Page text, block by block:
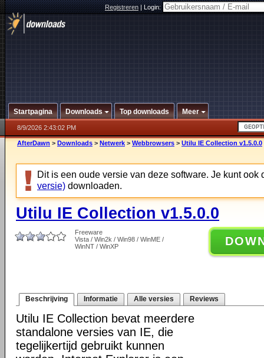
Registreren|Login:
Startpagina Downloads Top downloads Meer
8/9/2026 2:43:02 PM
AfterDawn > Downloads > Netwerk > Webbrowsers > Utilu IE Collection v1.5.0.0
Dit is een oude versie van deze software. Je kunt ook
versie) downloaden.
Utilu IE Collection v1.5.0.0
Freeware
Vista / Win2k / Win98 / WinME /
WinNT / WinXP
Beschrijving Informatie Alle versies Reviews
Utilu IE Collection bevat meerdere
standalone versies van IE, die
tegelijkertijd gebruikt kunnen